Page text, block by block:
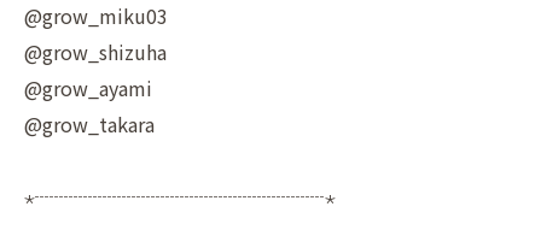
@grow_miku03
@grow_shizuha
@grow_ayami
@grow_takara
⋆┈┈┈┈┈┈┈┈┈┈┈┈┈┈┈⋆